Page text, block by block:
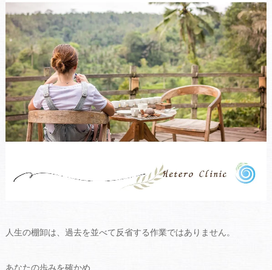
人生の棚卸は、過去を並べて反省する作業ではありません。
あなたの歩みを確かめ、